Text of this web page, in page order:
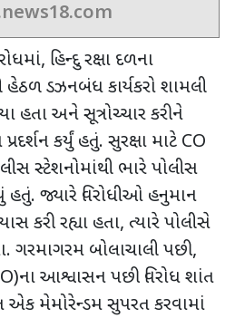
, હિન્દુ રક્ષા દળના
ડઝનબંધ કાર્યકરો શામલી
હતા અને સૂત્રોચ્ચાર કરીને
કર્યું હતું. સુરક્ષા માટે CO
સ્ટેશનોમાંથી ભારે પોલીસ
જ્યારે વિરોધીઓ હનુમાન
કરી રહ્યા હતા, ત્યારે પોલીસે
ગરમાગરમ બોલાચાલી પછી,
ના આશ્વાસન પછી વિરોધ શાંત
એક મેમોરેન્ડમ સુપરત કરવામાં